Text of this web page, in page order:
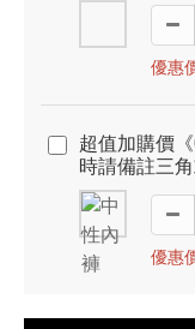
優惠
超值加購價
時請備註三
優惠